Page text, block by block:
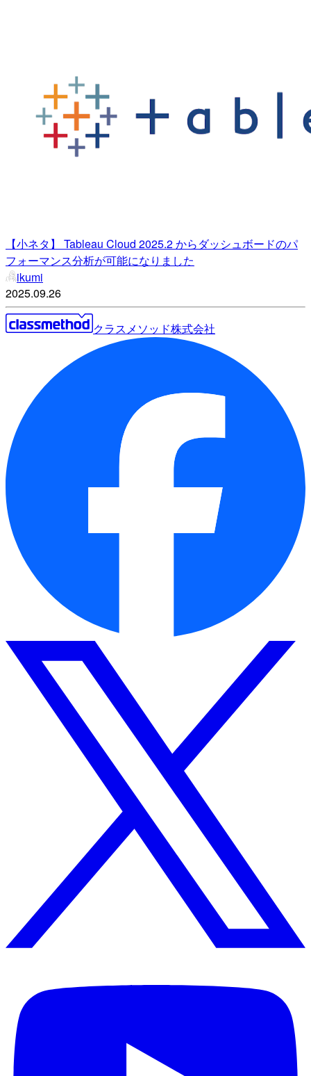
【小ネタ】 Tableau Cloud 2025.2 からダッシュボードのパ
フォーマンス分析が可能になりました
ikumi
2025.09.26
クラスメソッド株式会社